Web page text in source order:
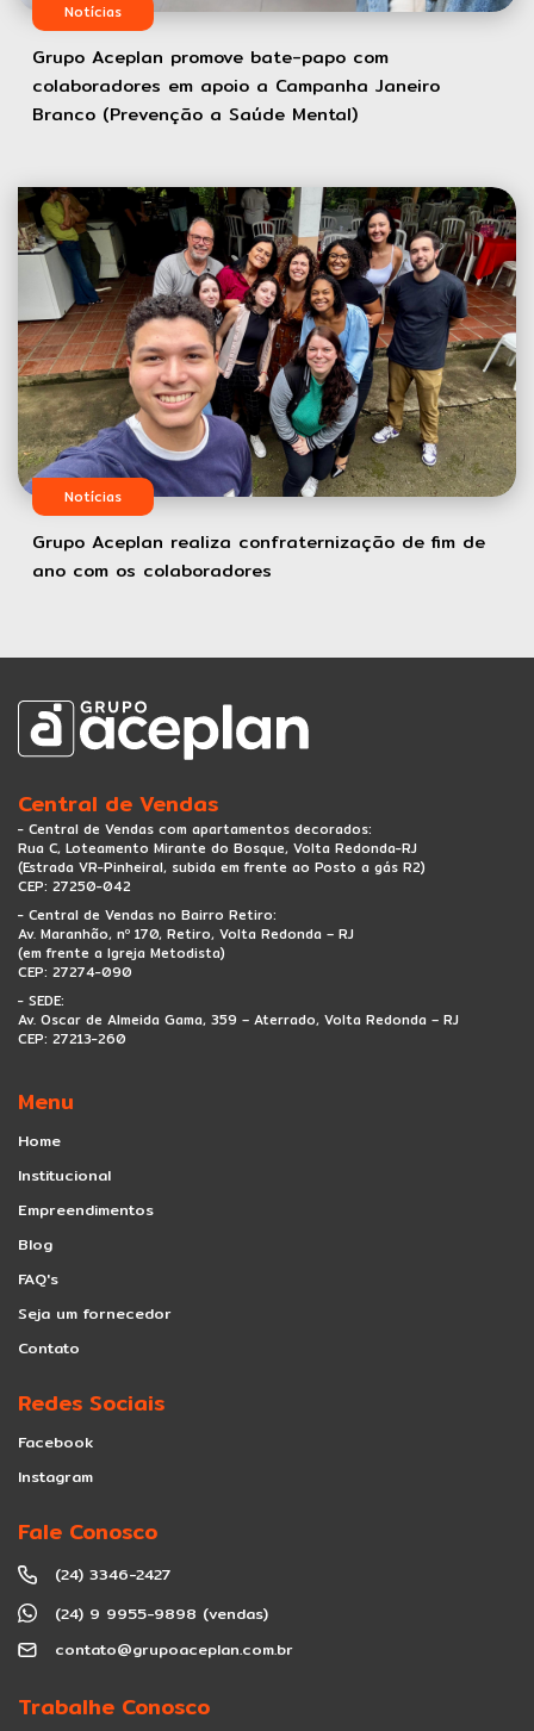
Notícias
Grupo Aceplan promove bate-papo com
colaboradores em apoio a Campanha Janeiro
Branco (Prevenção a Saúde Mental)
Notícias
Grupo Aceplan realiza confraternização de fim de
ano com os colaboradores
Central de Vendas
- Central de Vendas com apartamentos decorados:
Rua C, Loteamento Mirante do Bosque, Volta Redonda-RJ
(Estrada VR-Pinheiral, subida em frente ao Posto a gás R2)
CEP: 27250-042
- Central de Vendas no Bairro Retiro:
Av. Maranhão, nº 170, Retiro, Volta Redonda – RJ
(em frente a Igreja Metodista)
CEP: 27274-090
- SEDE:
Av. Oscar de Almeida Gama, 359 – Aterrado, Volta Redonda – RJ
CEP: 27213-260
Menu
Home
Institucional
Empreendimentos
Blog
FAQ's
Seja um fornecedor
Contato
Redes Sociais
Facebook
Instagram
Fale Conosco
(24) 3346-2427
(24) 9 9955-9898 (vendas)
contato@grupoaceplan.com.br
Trabalhe Conosco